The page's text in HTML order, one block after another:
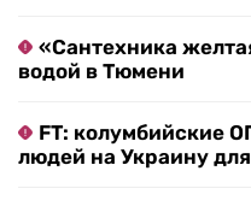
«Сантехника
водой в Тюмени
FT: колумбийские
людей на Украину